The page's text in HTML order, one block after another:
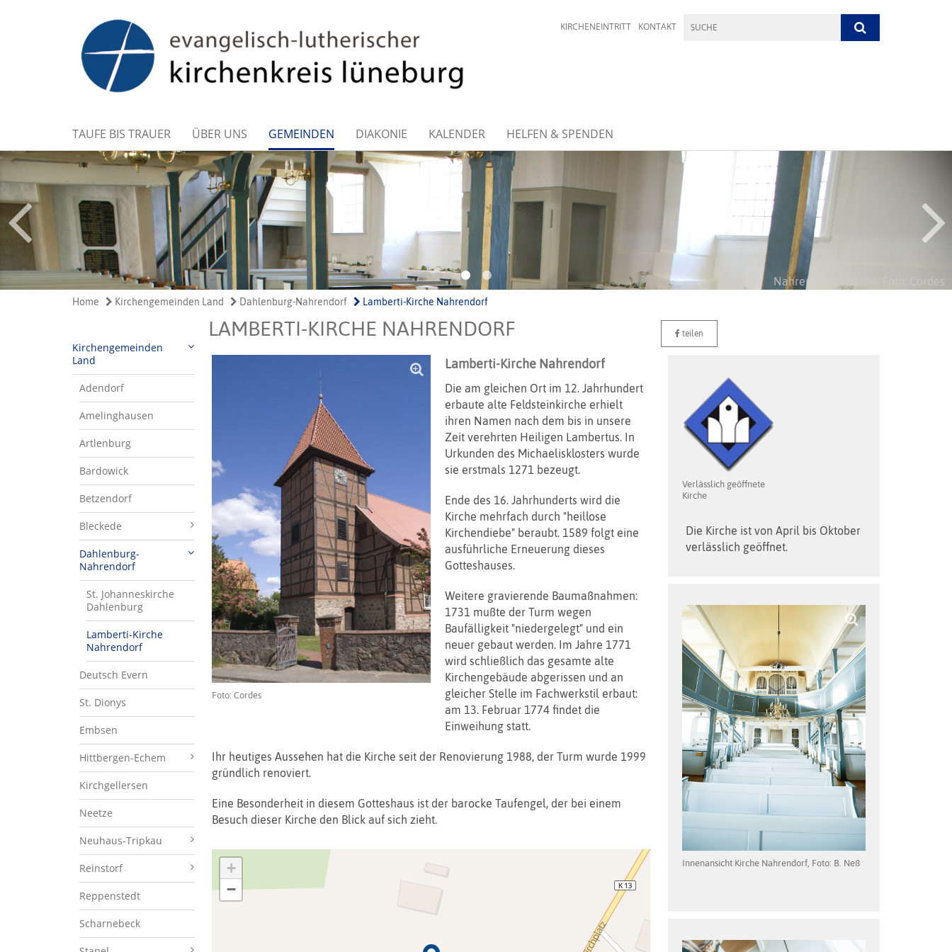
KIRCHENEINTRITT KONTAKT
TAUFE BIS TRAUER ÜBER UNS GEMEINDEN DIAKONIE KALENDER HELFEN & SPENDEN
Nahrendorfer Kirche, Foto: Cordes
Kirchturmuhr Nahrendorf, Foto: Cordes
Home Kirchengemeinden Land Dahlenburg-Nahrendorf Lamberti-Kirche Nahrendorf
Kirchengemeinden
Land
Adendorf
Amelinghausen
Artlenburg
Bardowick
Betzendorf
Bleckede
Dahlenburg-
Nahrendorf
St. Johanneskirche
Dahlenburg
Lamberti-Kirche
Nahrendorf
Deutsch Evern
St. Dionys
Embsen
Hittbergen-Echem
Kirchgellersen
Neetze
Neuhaus-Tripkau
Reinstorf
Reppenstedt
Scharnebeck
LAMBERTI-KIRCHE NAHRENDORF teilen
Foto: Cordes
Lamberti-Kirche Nahrendorf
Die am gleichen Ort im 12. Jahrhundert
erbaute alte Feldsteinkirche erhielt
ihren Namen nach dem bis in unsere
Zeit verehrten Heiligen Lambertus. In
Urkunden des Michaelisklosters wurde
sie erstmals 1271 bezeugt.
Ende des 16. Jahrhunderts wird die
Kirche mehrfach durch "heillose
Kirchendiebe" beraubt. 1589 folgt eine
ausführliche Erneuerung dieses
Gotteshauses.
Weitere gravierende Baumaßnahmen:
1731 mußte der Turm wegen
Baufälligkeit "niedergelegt" und ein
neuer gebaut werden. Im Jahre 1771
wird schließlich das gesamte alte
Kirchengebäude abgerissen und an
gleicher Stelle im Fachwerkstil erbaut:
am 13. Februar 1774 findet die
Einweihung statt.
Ihr heutiges Aussehen hat die Kirche seit der Renovierung 1988, der Turm wurde 1999
gründlich renoviert.
Eine Besonderheit in diesem Gotteshaus ist der barocke Taufengel, der bei einem
Besuch dieser Kirche den Blick auf sich zieht.
+
−
Verlässlich geöffnete
Kirche
Die Kirche ist von April bis Oktober
verlässlich geöffnet.
Innenansicht Kirche Nahrendorf, Foto: B. Neß